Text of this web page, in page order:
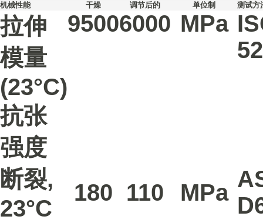
机械性能 干燥 调节后的 单位制 测试方
拉伸
模量
(23°C)
95006000 MPa
抗张
强度
断裂,
23°C
180 110 MPa